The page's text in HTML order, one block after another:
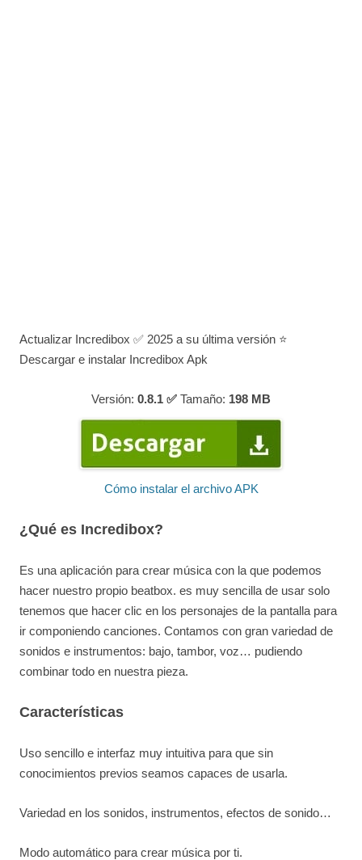
Actualizar Incredibox ✅ 2025 a su última versión ⭐
Descargar e instalar Incredibox Apk
Versión: 0.8.1 ✅ Tamaño: 198 MB
Cómo instalar el archivo APK
¿Qué es Incredibox?
Es una aplicación para crear música con la que podemos
hacer nuestro propio beatbox. es muy sencilla de usar solo
tenemos que hacer clic en los personajes de la pantalla para
ir componiendo canciones. Contamos con gran variedad de
sonidos e instrumentos: bajo, tambor, voz… pudiendo
combinar todo en nuestra pieza.
Características
Uso sencillo e interfaz muy intuitiva para que sin
conocimientos previos seamos capaces de usarla.
Variedad en los sonidos, instrumentos, efectos de sonido…
Modo automático para crear música por ti.